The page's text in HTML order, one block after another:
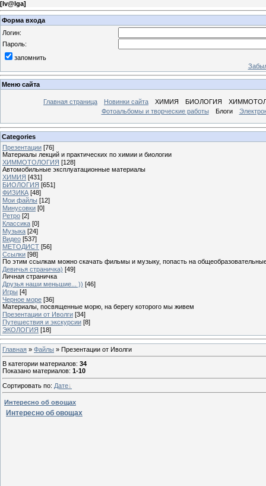
[Iv@lgа]
Форма входа
Логин:
Пароль:
запомнить
Меню сайта
Главная страница Новинки сайта ХИМИЯ БИОЛОГИЯ
Фотоальбомы и творческие работы
Блоги
Categories
Презентации [76]
Материалы лекций и практических по химии и биологии
ХИММОТОЛОГИЯ [128]
Автомобильные эксплуатационные материалы
ХИМИЯ [431]
БИОЛОГИЯ [651]
ФИЗИКА [48]
Мои файлы [12]
Минусовки [0]
Ретро [2]
Классика [0]
Музыка [24]
Видео [537]
МЕТОДИСТ [56]
Ссылки [98]
По этим ссылкам можно скачать фильмы и музыку, попасть на
Девичья страничка) [49]
Личная страничка
Друзья наши меньшие... )) [46]
Игры [4]
Черное море [36]
Материалы, посвященные морю, на берегу которого мы живем
Презентации от Иволги [34]
Путешествия и экскурсии [8]
ЭКОЛОГИЯ [18]
Главная » Файлы » Презентации от Иволги
В категории материалов: 34
Показано материалов: 1-10
Сортировать по: Дате
Интересно об овощах
Интересно об овощах